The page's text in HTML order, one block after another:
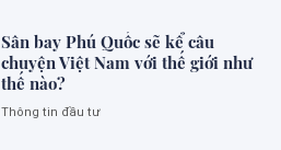
Sân bay Phú Quốc sẽ kể câu
chuyện Việt Nam với thế giới như
thế nào?
Thông tin đầu tư